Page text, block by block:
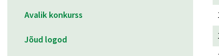
Avalik konkurss
Jõud logod